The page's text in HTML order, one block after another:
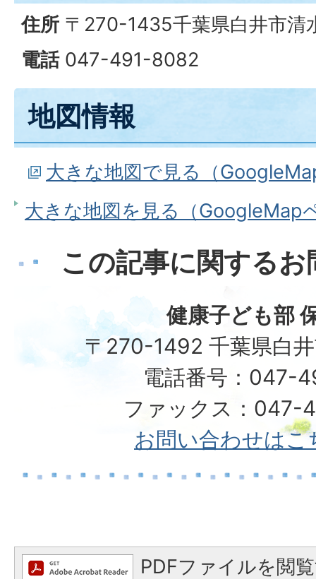
住所 〒270-1435千葉県白井市清
電話047-491-8082
地図情報
大きな地図で見る（
大きな地図を見る（GoogleMap
この記事に関する
健康子ども部
〒270-1492 千葉県白
電話番号：047-
ファックス：047-
お問い合わせはこ
PDFファイルを閲